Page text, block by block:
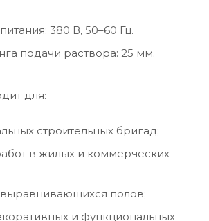
380 В, 50–60 Гц.
подачи раствора: 25 мм.
для:
строительных бригад;
в жилых и коммерческих
полов;
и функциональных